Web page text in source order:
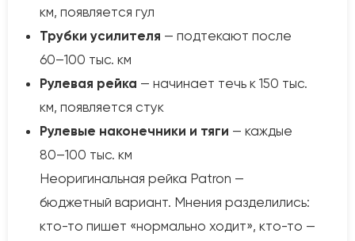
км, появляется гул
Трубки усилителя — подтекают после
60–100 тыс. км
Рулевая рейка — начинает течь к 150 тыс.
км, появляется стук
Рулевые наконечники и тяги — каждые
80–100 тыс. км
Неоригинальная рейка Patron —
бюджетный вариант. Мнения разделились:
кто-то пишет «нормально ходит», кто-то —